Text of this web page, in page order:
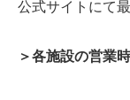
公式サイトにて
＞各施設の営業